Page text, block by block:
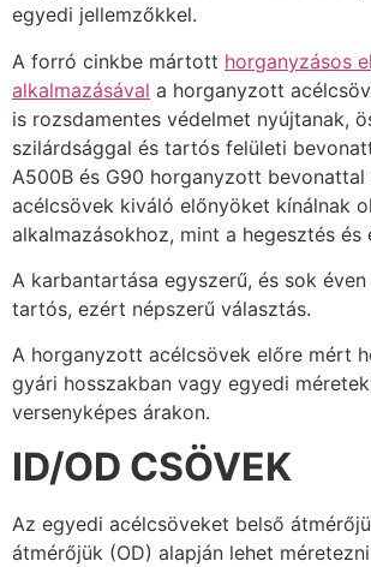
egyedi jellemzőkkel.
A forró cinkbe mártott horganyzásos
alkalmazásával a horganyzott
is rozsdamentes védelmet nyújtanak,
szilárdsággal és tartós felületi
A500B és G90 horganyzott bevonattal
acélcsövek kiváló előnyöket kínálnak
alkalmazásokhoz, mint a hegesztés
A karbantartása egyszerű, és sok
tartós, ezért népszerű választás.
A horganyzott acélcsövek előre mért
gyári hosszakban vagy egyedi
versenyképes árakon.
ID/OD CSÖVEK
Az egyedi acélcsöveket belső
átmérőjük (OD) alapján lehet